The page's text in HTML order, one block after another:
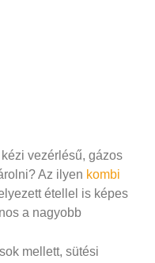
vezérlésű, gázos
Az ilyen kombi
étellel is képes
a nagyobb
mellett, sütési